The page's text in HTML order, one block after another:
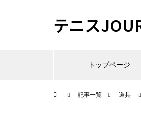
テニス
トップページ
記事一覧 道具